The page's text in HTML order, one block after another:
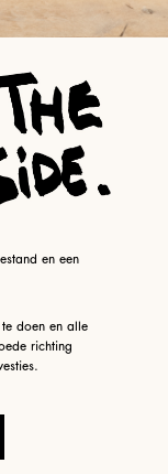
en een
doen en alle
richting